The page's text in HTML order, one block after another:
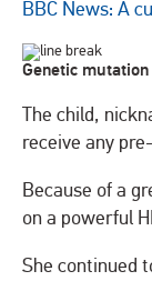
BBC News: A
Genetic mutation
The child,
receive any
Because of a
on a powerful
She continued